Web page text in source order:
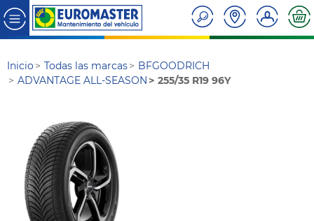
Inicio Todas las marcas
BFGOODRICH
ADVANTAGE ALL-SEASON
255/35 R19 96Y